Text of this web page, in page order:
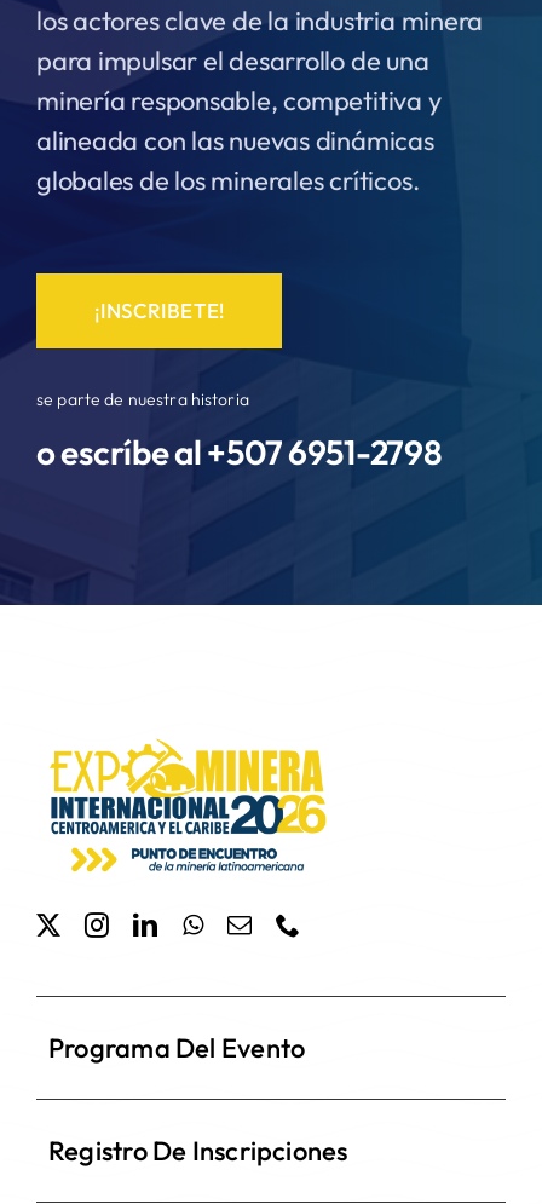
los actores clave de la industria minera
para impulsar el desarrollo de una
minería responsable, competitiva y
alineada con las nuevas dinámicas
globales de los minerales críticos.
¡INSCRIBETE!
se parte de nuestra historia
o escríbe al +5076951-2798
Programa Del Evento
Registro De Inscripciones